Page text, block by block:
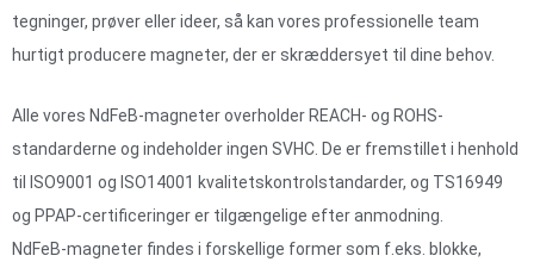
tegninger, prøver eller ideer, så kan vores professionelle team
hurtigt producere magneter, der er skræddersyet til dine behov.
Alle vores NdFeB-magneter overholder REACH- og ROHS-
standarderne og indeholder ingen SVHC. De er fremstillet i henhold
til ISO9001 og ISO14001 kvalitetskontrolstandarder, og TS16949
og PPAP-certificeringer er tilgængelige efter anmodning.
NdFeB-magneter findes i forskellige former som f.eks. blokke,